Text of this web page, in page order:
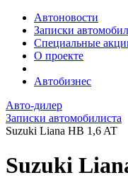
Автоновости
Записки
Специальные
О проекте
Автобизнес
Авто-дилер
Записки автомобилиста
Suzuki Liana HB 1,6 AT
Suzuki